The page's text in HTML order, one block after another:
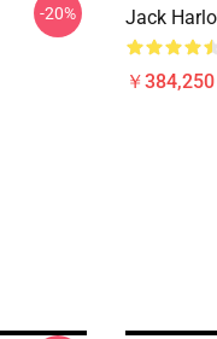
-20% Jack
￥